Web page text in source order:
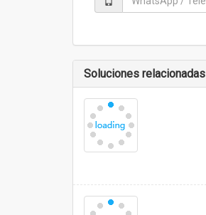
Soluciones relacionadas